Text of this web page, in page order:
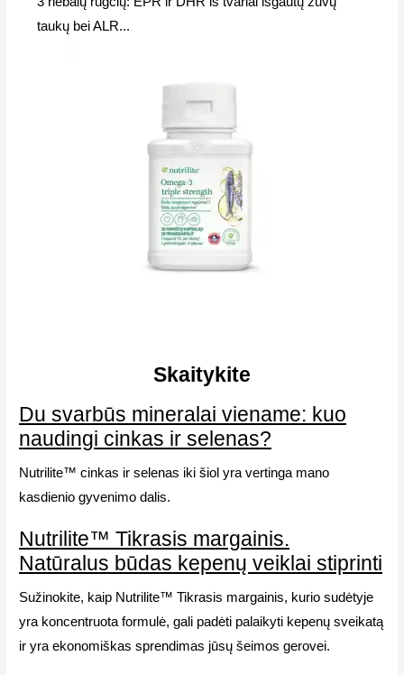
taukų bei ALR...
Skaitykite
Du svarbūs mineralai viename: kuo
naudingi cinkas ir selenas?
Nutrilite™ cinkas ir selenas iki šiol yra vertinga mano
kasdienio gyvenimo dalis.
Nutrilite™ Tikrasis margainis.
Natūralus būdas kepenų veiklai stiprinti
Sužinokite, kaip Nutrilite™ Tikrasis margainis, kurio sudėtyje
yra koncentruota formulė, gali padėti palaikyti kepenų sveikatą
ir yra ekonomiškas sprendimas jūsų šeimos gerovei.